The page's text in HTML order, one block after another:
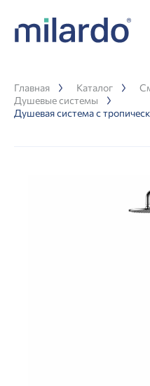
Главная Каталог
Душевые системы
Душевая система с